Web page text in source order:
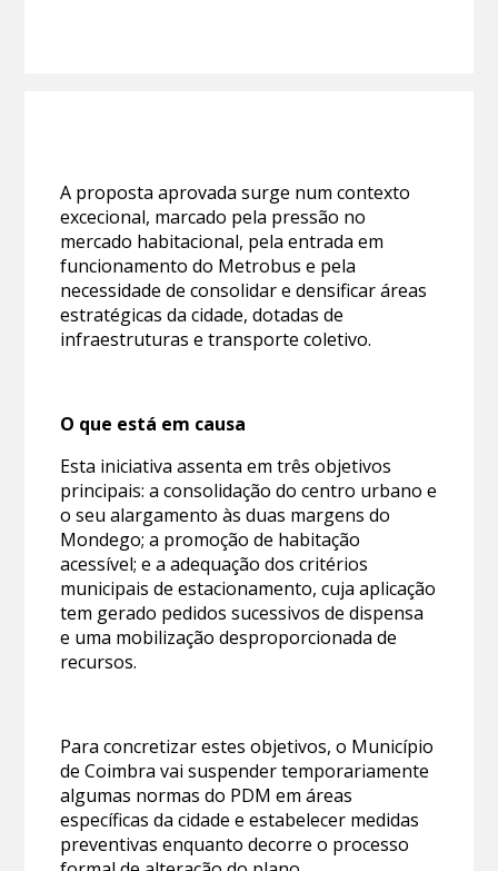
A proposta aprovada surge num contexto
excecional, marcado pela pressão no
mercado habitacional, pela entrada em
funcionamento do Metrobus e pela
necessidade de consolidar e densificar áreas
estratégicas da cidade, dotadas de
infraestruturas e transporte coletivo.
O que está em causa
Esta iniciativa assenta em três objetivos
principais: a consolidação do centro urbano e
o seu alargamento às duas margens do
Mondego; a promoção de habitação
acessível; e a adequação dos critérios
municipais de estacionamento, cuja aplicação
tem gerado pedidos sucessivos de dispensa
e uma mobilização desproporcionada de
recursos.
Para concretizar estes objetivos, o Município
de Coimbra vai suspender temporariamente
algumas normas do PDM em áreas
específicas da cidade e estabelecer medidas
preventivas enquanto decorre o processo